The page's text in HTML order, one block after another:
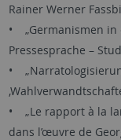
Rainer Werner
• „Germanismen in
Pressesprache –
•
• „Le rapport à la
dans l’œuvre de